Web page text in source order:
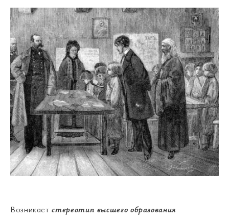
Возникает стереотип высшего образования